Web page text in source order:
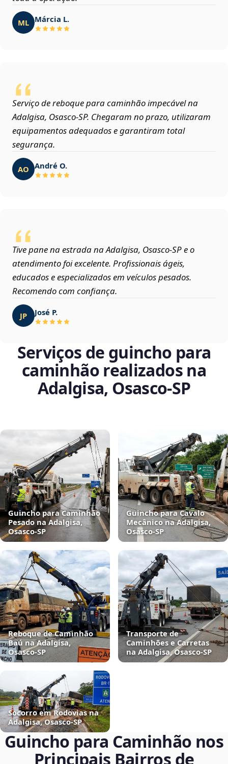
ML Márcia L.
Serviço de reboque para caminhão impecável na
Adalgisa, Osasco‑SP. Chegaram no prazo, utilizaram
equipamentos adequados e garantiram total
segurança.
AO André O.
Tive pane na estrada na Adalgisa, Osasco‑SP e o
atendimento foi excelente. Profissionais ágeis,
educados e especializados em veículos pesados.
Recomendo com confiança.
JP José P.
Serviços de guincho para
caminhão realizados na
Adalgisa, Osasco‑SP
Guincho para Caminhão
Pesado na Adalgisa,
Osasco‑SP
Guincho para Cavalo
Mecânico na Adalgisa,
Osasco‑SP
Reboque de Caminhão
Baú na Adalgisa,
Osasco‑SP
Transporte de
Caminhões e Carretas
na Adalgisa, Osasco‑SP
Socorro em Rodovias na
Adalgisa, Osasco‑SP
Guincho para Caminhão nos
Principais Bairros de